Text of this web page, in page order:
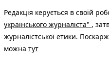
Редакція керується в своїй
українського журналіста" ,
журналістської етики.
можна тут